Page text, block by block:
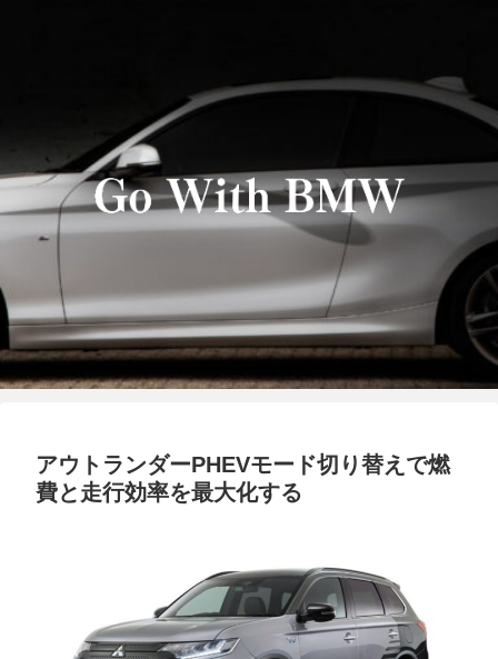
アウトランダーPHEVモード切り替えで燃
費と走行効率を最大化する